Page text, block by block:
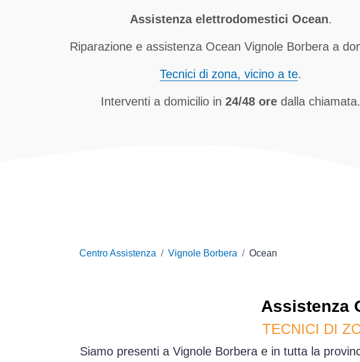
Assistenza elettrodomestici Ocean.
Riparazione e assistenza Ocean Vignole Borbera a
Tecnici di zona, vicino a te.
Interventi a domicilio in 24/48 ore dalla chiamata.
Centro Assistenza Vignole Borbera Ocean
Assistenza
TECNICI DI
Siamo presenti a Vignole Borbera e in tutta la